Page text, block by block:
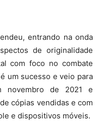
entrando na onda
de originalidade
com foco no combate
um sucesso e veio para
de 2021 e
cópias vendidas e com
e dispositivos móveis.